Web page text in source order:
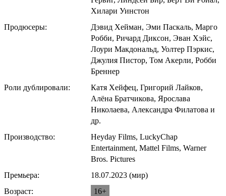
Хилари Уинстон
Продюсеры:
Дэвид Хейман, Эми Паскаль, Марго
Робби, Ричард Диксон, Эван Хэйс,
Лоури Макдональд, Уолтер Пэркис,
Джулия Пистор, Том Акерли, Робби
Бреннер
Роли дублировали:
Катя Хейфец, Григорий Лайков,
Алёна Братчикова, Ярослава
Николаева, Александра Филатова и
др.
Производство:
Heyday Films, LuckyChap
Entertainment, Mattel Films, Warner
Bros. Pictures
Премьера:
18.07.2023 (мир)
Возраст:
16+